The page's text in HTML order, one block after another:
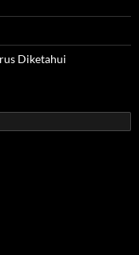
Diketahui